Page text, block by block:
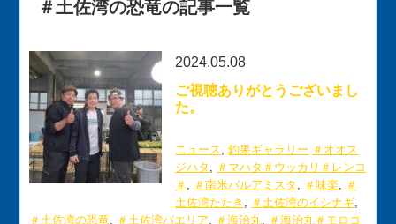
＃土佐湾の恐竜の記事一覧
2024.05.08
ご視聴ありがとうございまし
た。
ニュース,釣果ギャラリー ＃オオス
ジハタ , ＃マハタ＃ウッカリ＃レンコ
＃ , ＃南米バルアミスタ , ＃味楽, ＃
土佐湾たたき , ＃土佐湾のイシナギ,
＃土佐湾の恐竜, ＃土佐湾パエリア, ＃海治丸, ＃海治丸＃モロコ